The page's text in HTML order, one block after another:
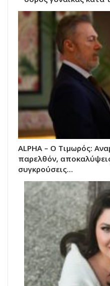
ALPHA – Ο Τιμωρός:
παρελθόν,
συγκρούσεις…